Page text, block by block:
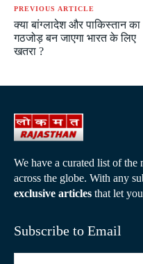
PREVIOUS ARTICLE
क्या बांग्लादेश और पाकिस्तान का
गठजोड़ बन जाएगा भारत के लिए
खतरा ?
We have a curated list of
across the globe. With any
exclusive articles that let
Subscribe to Email